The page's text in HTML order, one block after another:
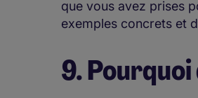
que vous avez prises
exemples concrets et
9.